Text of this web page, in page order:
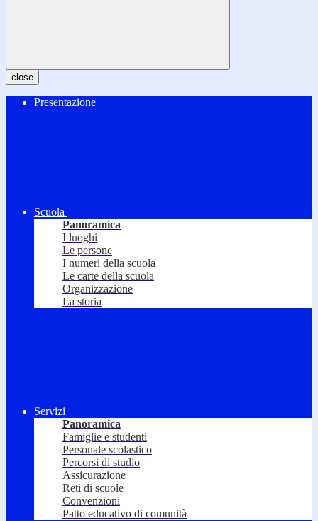
close
Presentazione
Scuola
Panoramica
I luoghi
Le persone
I numeri della scuola
Le carte della scuola
Organizzazione
La storia
Servizi
Panoramica
Famiglie e studenti
Personale scolastico
Percorsi di studio
Assicurazione
Reti di scuole
Convenzioni
Patto educativo di comunità